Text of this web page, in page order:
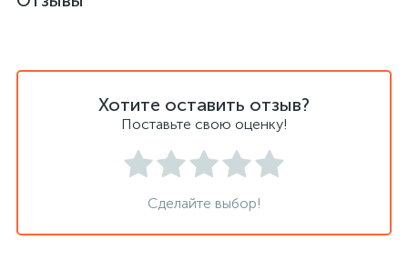
Хотите оставить отзыв?
Поставьте свою оценку!
Сделайте выбор!